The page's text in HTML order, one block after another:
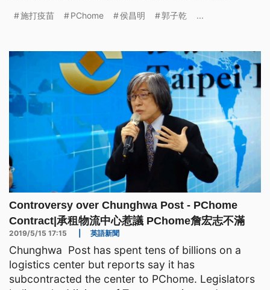
向社會道歉，柯文哲也表示，這份施打名單，已經送
苗，遭市府重罰200萬，台北地檢署也分他字案偵
辦，現在傳出政界、電商通
施打疫苗 PChome 侯昌明 郭子乾 ...
Controversy over Chunghwa Post - PChome
Contract|承租物流中心惹議 PChome詹宏志不滿
2019/5/15 17:15 英語新聞
Chunghwa Post has spent tens of billions on a
logistics center but reports say it has
subcontracted the center to PChome. Legislators